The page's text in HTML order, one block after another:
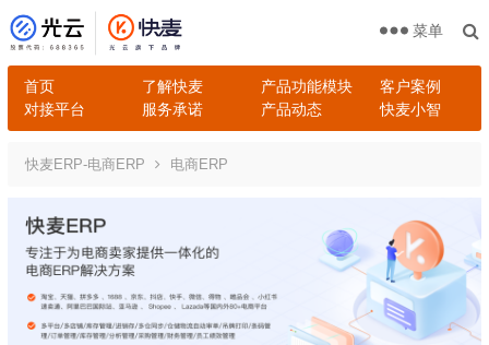
首页 了解快麦 产品功能模块
客户案例
对接平台
服务承诺 产品动态 快麦小智
菜单
快麦ERP-电商ERP 电商ERP